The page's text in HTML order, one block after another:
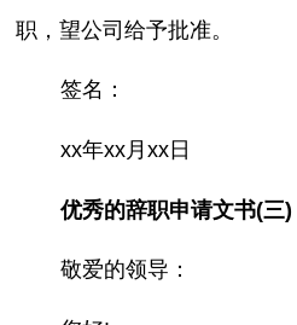
职，望公司给予批准。
签名：
xx年xx月xx日
优秀的辞职申请文书(三)
敬爱的领导：